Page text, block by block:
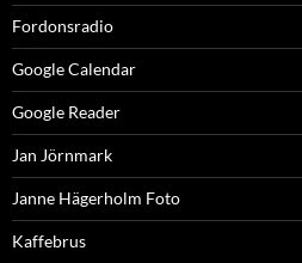
Fordonsradio
Google Calendar
Google Reader
Jan Jörnmark
Janne Hägerholm Foto
Kaffebrus